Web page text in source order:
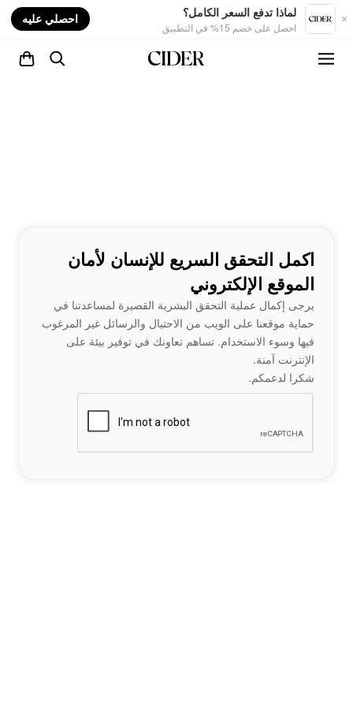
لماذا تدفع السعر الكامل؟
احصل على خصم 15% في التطبيق
احصلي عليه
اكمل التحقق السريع للإنسان لأمان
الموقع الإلكتروني
يرجى إكمال عملية التحقق البشرية القصيرة لمساعدتنا في
حماية موقعنا على الويب من الاحتيال والرسائل غير المرغوب
فيها وسوء الاستخدام. تساهم تعاونك في توفير بيئة على
الإنترنت آمنة.
شكرا لدعمكم.